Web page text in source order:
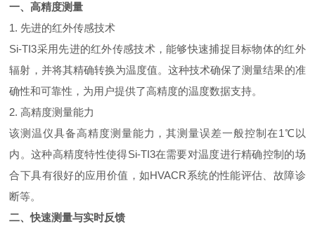
一、高精度测量
1. 先进的红外传感技术
Si-TI3采用先进的红外传感技术，能够快速捕捉目标物体的红外
辐射，并将其精确转换为温度值。这种技术确保了测量结果的准
确性和可靠性，为用户提供了高精度的温度数据支持。
2. 高精度测量能力
该测温仪具备高精度测量能力，其测量误差一般控制在1℃以
内。这种高精度特性使得Si-TI3在需要对温度进行精确控制的场
合下具有很好的应用价值，如HVACR系统的性能评估、故障诊
断等。
二、快速测量与实时反馈